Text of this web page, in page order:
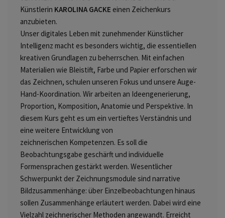
Künstlerin KAROLINA GACKE einen Zeichenkurs
anzubieten.
Unser digitales Leben mit zunehmender Künstlicher
Intelligenz macht es besonders wichtig, die essentiellen
kreativen Grundlagen zu beherrschen. Mit einfachen
Materialien wie Bleistift, Farbe und Papier erforschen wir
das Zeichnen, schulen unseren Fokus und unsere Auge-
Hand-Koordination. Wir arbeiten an Ideengenerierung,
Proportion, Komposition, Anatomie und Perspektive. In
diesem Kurs geht es um ein vertieftes Verständnis und
eine weitere Entwicklung von
zeichnerischen Kompetenzen. Es soll die
Beobachtungsgabe geschärft und individuelle
Formensprachen gestärkt werden. Wesentlicher
Schwerpunkt der Zeichnungsmodule sind narrative
Bildzusammenhänge: über Einzelbeobachtungen hinaus
sollen Zusammenhänge erläutert werden. Dabei wird eine
Vielzahl zeichnerischer Methoden angewandt. Erreicht